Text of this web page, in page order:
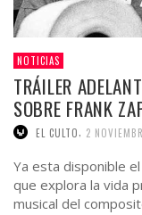
NOTICIAS
TRÁILER
SOBRE FRANK
EL CULTO 2
Ya esta disponible
que explora la vida
musical del